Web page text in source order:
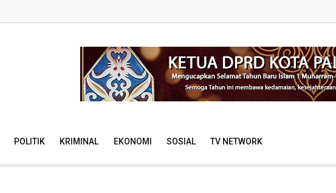
POLITIK KRIMINAL EKONOMI SOSIAL TV NETWORK